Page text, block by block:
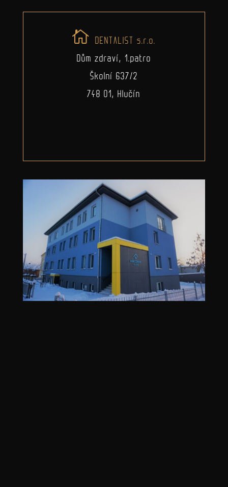
DENTALIST s.r.o.
Dům zdraví, 1.patro
Školní 637/2
748 01, Hlučín